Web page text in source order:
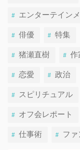
エンターテイン
俳優 特集
猪瀬直樹 作
恋愛 政治
スピリチュアル
オフ会レポート
仕事術 ファ